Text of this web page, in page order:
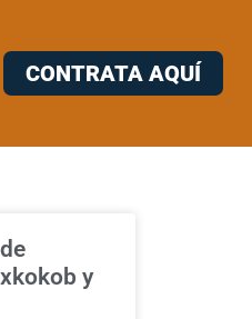
CONTRATA AQUÍ
y